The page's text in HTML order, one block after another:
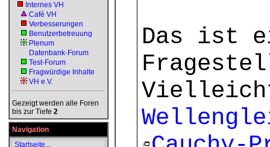
Internes VH
Café VH
Verbesserungen
Benutzerbetreuung
Plenum
Datenbank-Forum
Test-Forum
Fragwürdige Inhalte
VH e.V.
Gezeigt werden alle Foren
bis zur Tiefe 2
Navigation
Startseite...
Das ist